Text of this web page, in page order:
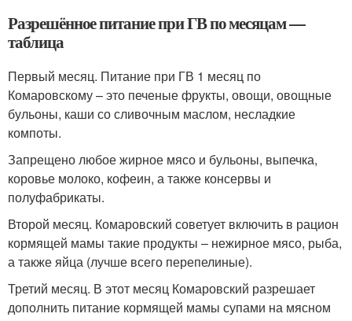
Разрешённое питание при ГВ по месяцам —
таблица
Первый месяц. Питание при ГВ 1 месяц по
Комаровскому – это печеные фрукты, овощи, овощные
бульоны, каши со сливочным маслом, несладкие
компоты.
Запрещено любое жирное мясо и бульоны, выпечка,
коровье молоко, кофеин, а также консервы и
полуфабрикаты.
Второй месяц. Комаровский советует включить в рацион
кормящей мамы такие продукты – нежирное мясо, рыба,
а также яйца (лучше всего перепелиные).
Третий месяц. В этот месяц Комаровский разрешает
дополнить питание кормящей мамы супами на мясном